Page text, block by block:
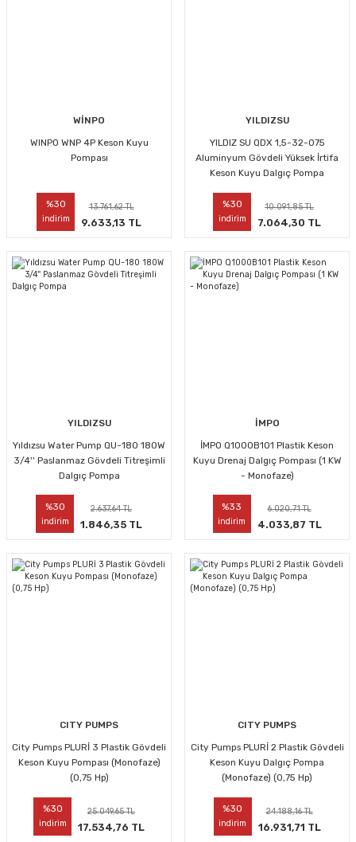
WİNPO
WINPO WNP 4P Keson Kuyu
Pompası
%30
indirim
13.761,62 TL
9.633,13 TL
YILDIZSU
YILDIZ SU QDX 1,5-32-075
Aluminyum Gövdeli Yüksek İrtifa
Keson Kuyu Dalgıç Pompa
%30
indirim
10.091,85 TL
7.064,30 TL
YILDIZSU
Yıldızsu Water Pump QU-180 180W
3/4'' Paslanmaz Gövdeli Titreşimli
Dalgıç Pompa
%30
indirim
2.637,64 TL
1.846,35 TL
İMPO
İMPO Q1000B101 Plastik Keson
Kuyu Drenaj Dalgıç Pompası (1 KW
- Monofaze)
%33
indirim
6.020,71 TL
4.033,87 TL
CITY PUMPS
City Pumps PLURİ 3 Plastik Gövdeli
Keson Kuyu Pompası (Monofaze)
(0,75 Hp)
%30
indirim
25.049,65 TL
17.534,76 TL
CITY PUMPS
City Pumps PLURİ 2 Plastik Gövdeli
Keson Kuyu Dalgıç Pompa
(Monofaze) (0,75 Hp)
%30
indirim
24.188,16 TL
16.931,71 TL